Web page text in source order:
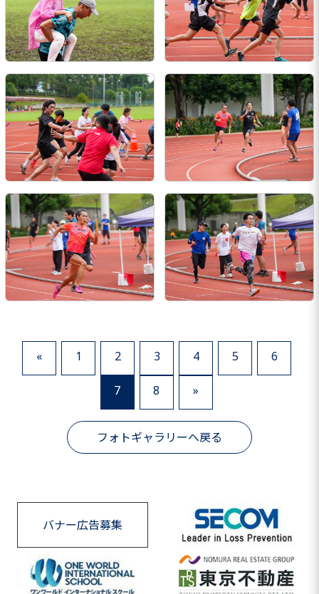
« 1 2 3 4 5 6
7 8 »
フォトギャラリーへ戻る
バナー広告募集